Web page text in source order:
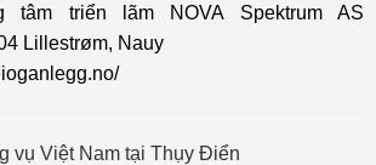
tâm triển lãm NOVA Spektrum AS
Lillestrøm, Nauy
vụ Việt Nam tại Thụy Điển